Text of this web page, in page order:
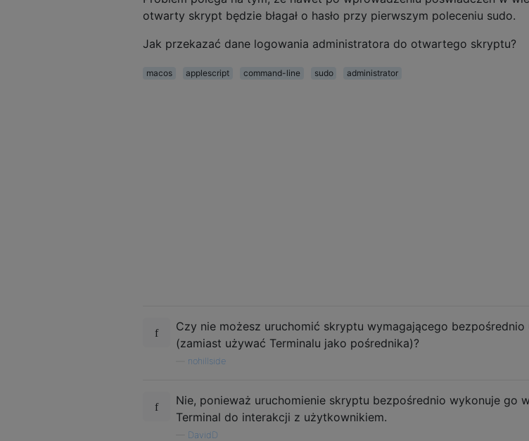
otwarty skrypt będzie błagał o hasło przy pierwszym poleceniu sudo.
Jak przekazać dane logowania administratora do otwartego skryptu?
macos applescript command-line sudo administrator
Czy nie możesz uruchomić skryptu wymagającego
(zamiast używać Terminalu jako pośrednika)?
nohillside
Nie, ponieważ uruchomienie skryptu bezpośrednio wykonuje go
Terminal do interakcji z użytkownikiem.
DavidD